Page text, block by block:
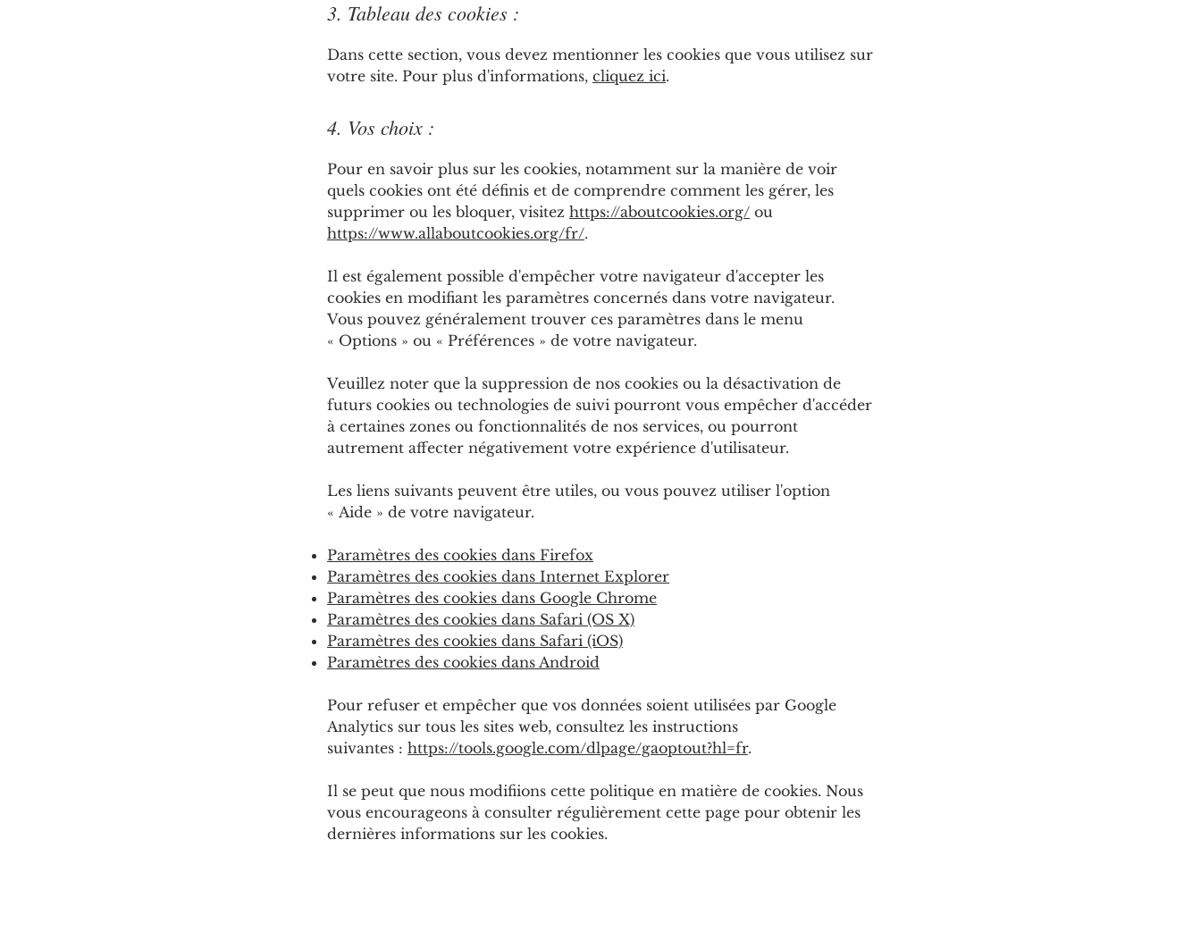
3. Tableau des cookies :
Dans cette section, vous devez mentionner les cookies que vous utilisez sur
votre site. Pour plus d'informations, cliquez ici.
4. Vos choix :
Pour en savoir plus sur les cookies, notamment sur la manière de voir
quels cookies ont été définis et de comprendre comment les gérer, les
supprimer ou les bloquer, visitez https://aboutcookies.org/ ou
https://www.allaboutcookies.org/fr/.
Il est également possible d'empêcher votre navigateur d'accepter les
cookies en modifiant les paramètres concernés dans votre navigateur.
Vous pouvez généralement trouver ces paramètres dans le menu
« Options » ou « Préférences » de votre navigateur.
Veuillez noter que la suppression de nos cookies ou la désactivation de
futurs cookies ou technologies de suivi pourront vous empêcher d'accéder
à certaines zones ou fonctionnalités de nos services, ou pourront
autrement affecter négativement votre expérience d'utilisateur.
Les liens suivants peuvent être utiles, ou vous pouvez utiliser l'option
« Aide » de votre navigateur.
Paramètres des cookies dans Firefox
Paramètres des cookies dans Internet Explorer
Paramètres des cookies dans Google Chrome
Paramètres des cookies dans Safari (OS X)
Paramètres des cookies dans Safari (iOS)
Paramètres des cookies dans Android
Pour refuser et empêcher que vos données soient utilisées par Google
Analytics sur tous les sites web, consultez les instructions
suivantes : https://tools.google.com/dlpage/gaoptout?hl=fr.
Il se peut que nous modifiions cette politique en matière de cookies. Nous
vous encourageons à consulter régulièrement cette page pour obtenir les
dernières informations sur les cookies.